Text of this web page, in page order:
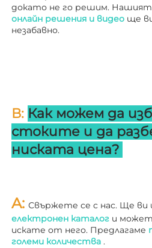
онлайн решения и видео ще
незабавно.
В: Как можем да
стоките и да
ниската цена?
A:
електронен каталог и
искате от него. Предлагаме
големи количества .